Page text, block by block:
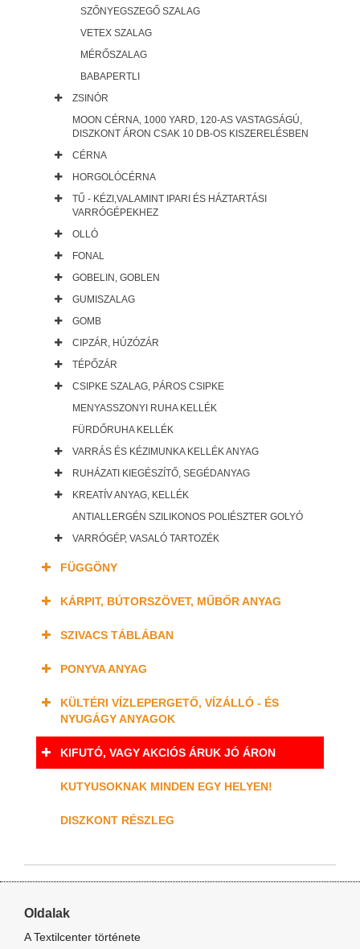
SZŐNYEGSZEGŐ SZALAG
VETEX SZALAG
MÉRŐSZALAG
BABAPERTLI
ZSINÓR
MOON CÉRNA, 1000 YARD, 120-AS VASTAGSÁGÚ,
DISZKONT ÁRON CSAK 10 DB-OS KISZERELÉSBEN
CÉRNA
HORGOLÓCÉRNA
TŰ - KÉZI,VALAMINT IPARI ÉS HÁZTARTÁSI
VARRÓGÉPEKHEZ
OLLÓ
FONAL
GOBELIN, GOBLEN
GUMISZALAG
GOMB
CIPZÁR, HÚZÓZÁR
TÉPŐZÁR
CSIPKE SZALAG, PÁROS CSIPKE
MENYASSZONYI RUHA KELLÉK
FÜRDŐRUHA KELLÉK
VARRÁS ÉS KÉZIMUNKA KELLÉK ANYAG
RUHÁZATI KIEGÉSZÍTŐ, SEGÉDANYAG
KREATÍV ANYAG, KELLÉK
ANTIALLERGÉN SZILIKONOS POLIÉSZTER GOLYÓ
VARRÓGÉP, VASALÓ TARTOZÉK
FÜGGÖNY
KÁRPIT, BÚTORSZÖVET, MŰBŐR ANYAG
SZIVACS TÁBLÁBAN
PONYVA ANYAG
KÜLTÉRI VÍZLEPERGETŐ, VÍZÁLLÓ - ÉS
NYUGÁGY ANYAGOK
KIFUTÓ, VAGY AKCIÓS ÁRUK JÓ ÁRON
KUTYUSOKNAK MINDEN EGY HELYEN!
DISZKONT RÉSZLEG
Oldalak
A Textilcenter története